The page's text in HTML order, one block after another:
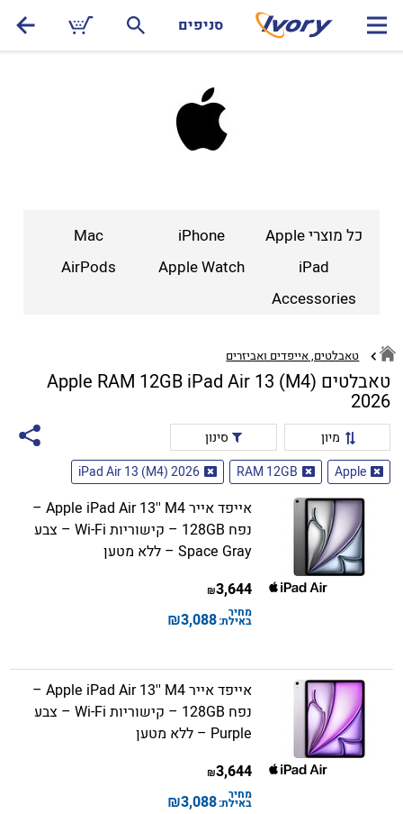
סניפים
כל מוצרי Apple iPhone
Mac
iPad
Apple Watch
AirPods
Accessories
טאבלטים, אייפדים ואביזרים
טאבלטים Apple RAM 12GB iPad Air 13 (M4)
2026
מיון
סינון
Apple
RAM 12GB
iPad Air 13 (M4) 2026
אייפד אייר Apple iPad Air 13'' M4 –
נפח 128GB – קישוריות Wi-Fi – צבע
Space Gray – ללא מטען
3,644
₪
מחיר
באילת:3,088
₪
אייפד אייר Apple iPad Air 13'' M4 –
נפח 128GB – קישוריות Wi-Fi – צבע
Purple – ללא מטען
3,644
₪
מחיר
באילת:3,088
₪